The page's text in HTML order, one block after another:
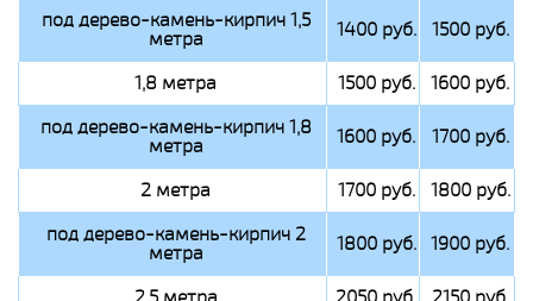
под дерево-камень-кирпич 1,5
метра 1400 руб. 1500 руб.
1,8 метра 1500 руб.
1600 руб.
под дерево-камень-кирпич 1,8
метра 1600 руб. 1700 руб.
2 метра 1700 руб.
1800 руб.
под дерево-камень-кирпич 2
метра 1800 руб. 1900 руб.